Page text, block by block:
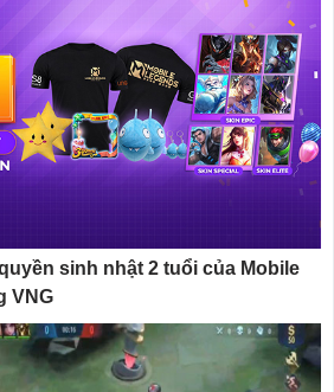
sinh nhật 2 tuổi của Mobile
VNG